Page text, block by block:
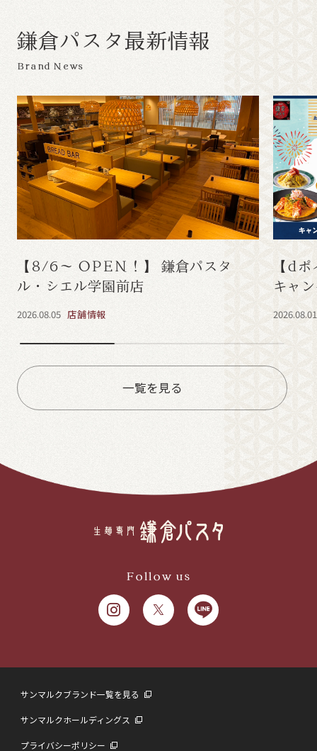
鎌倉パ ス タ最新情報
Brand News
【8/6～ OPEN！】 鎌倉パスタ
ル・シエル学園前店
2026.08.05 店舗情報
【d
キャ
2026.08.01
一覧を見る
Follow us
サンマルクブランド一覧を見る
サンマルクホールディングス
プライバシーポリシー